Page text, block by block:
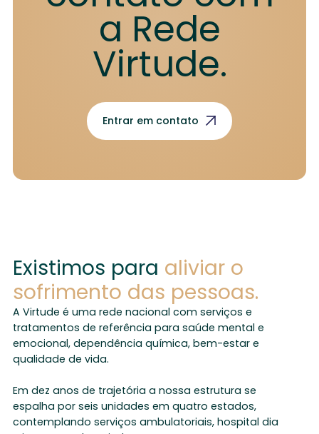
a Rede
Virtude.
Entrar em contato
Existimos para aliviar o
sofrimento das pessoas.
A Virtude é uma rede nacional com serviços e
tratamentos de referência para saúde mental e
emocional, dependência química, bem-estar e
qualidade de vida.
Em dez anos de trajetória a nossa estrutura se
espalha por seis unidades em quatro estados,
contemplando serviços ambulatoriais, hospital dia